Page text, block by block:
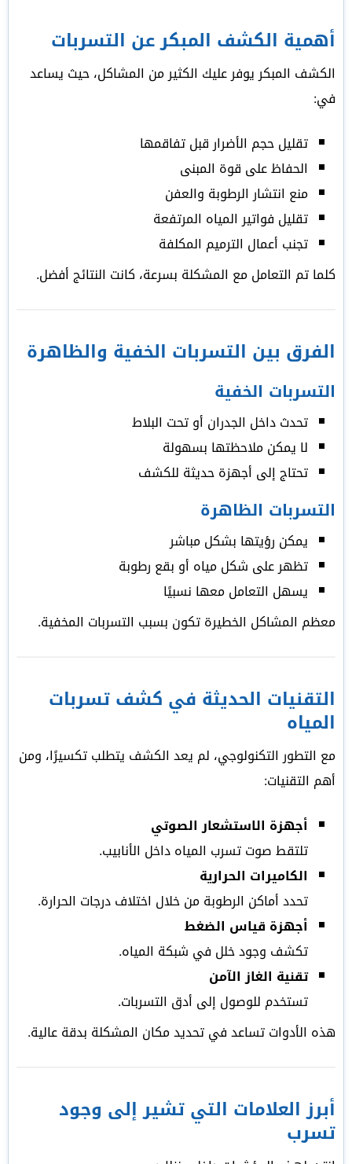
أهمية الكشف المبكر عن التسربات
الكشف المبكر يوفر عليك الكثير من المشاكل، حيث يساعد
في:
تقليل حجم الأضرار قبل تفاقمها
الحفاظ على قوة المبنى
منع انتشار الرطوبة والعفن
تقليل فواتير المياه المرتفعة
تجنب أعمال الترميم المكلفة
كلما تم التعامل مع المشكلة بسرعة، كانت النتائج أفضل.
الفرق بين التسربات الخفية والظاهرة
التسربات الخفية
تحدث داخل الجدران أو تحت البلاط
لا يمكن ملاحظتها بسهولة
تحتاج إلى أجهزة حديثة للكشف
التسربات الظاهرة
يمكن رؤيتها بشكل مباشر
تظهر على شكل مياه أو بقع رطوبة
يسهل التعامل معها نسبيًا
معظم المشاكل الخطيرة تكون بسبب التسربات المخفية.
التقنيات الحديثة في كشف تسربات
المياه
مع التطور التكنولوجي، لم يعد الكشف يتطلب تكسيرًا، ومن
أهم التقنيات:
أجهزة الاستشعار الصوتي
تلتقط صوت تسرب المياه داخل الأنابيب.
الكاميرات الحرارية
تحدد أماكن الرطوبة من خلال اختلاف درجات الحرارة.
أجهزة قياس الضغط
تكشف وجود خلل في شبكة المياه.
تقنية الغاز الآمن
تستخدم للوصول إلى أدق التسربات.
هذه الأدوات تساعد في تحديد مكان المشكلة بدقة عالية.
أبرز العلامات التي تشير إلى وجود
تسرب